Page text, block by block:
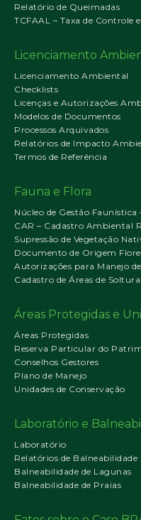
Relatório de Queimadas
TCFAAL – Taxa de Controle
Licenciamento
Licenciamento Ambiental
Checklists
Licenças e Autorizações
Modelos de Documentos
Processos Arquivados
Relatórios de Impacto
Termos de Referência
Fauna e Flora
Núcleo de Gestão Faunística
CAR – Cadastro Ambiental
Supressão de Vegetação
Documento de Origem
Autorizações para Manejo
Cadastro de Áreas de
Áreas Protegidas e
Áreas Protegidas
Reserva Particular do
Conselhos Gestores
Plano de Manejo
Unidades de Conservação
Laboratório e
Laboratório
Relatórios de Balneabilidade
Balneabilidade de Lagunas
Balneabilidade de Praias